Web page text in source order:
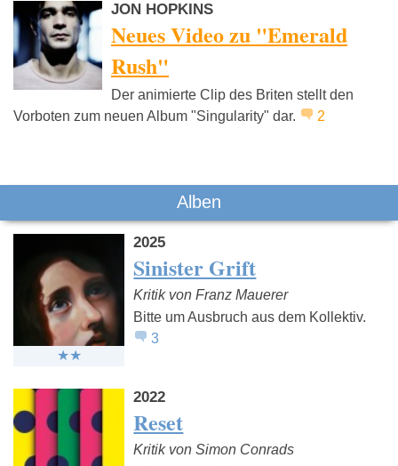
Can David Bowie
JON HOPKINS
Neues Video zu "Emerald
Rush"
Der animierte Clip des Briten stellt den
Vorboten zum neuen Album "Singularity" dar.
2
Alben
2025
Sinister Grift
Kritik von Franz Mauerer
Bitte um Ausbruch aus dem Kollektiv.
3
2022
Reset
Kritik von Simon Conrads